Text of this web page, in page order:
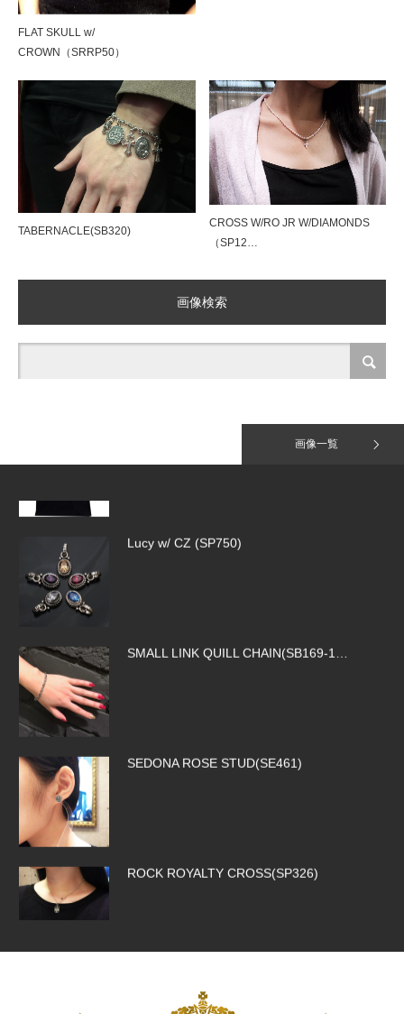
FLAT SKULL w/
CROWN（SRRP50）
TABERNACLE(SB320)
CROSS W/RO JR W/DIAMONDS
（SP12…
画像検索
画像一覧
Tiny Pave Hoops（SE918）＆HALF TI…
SILK CODE w/HOOK(SN-SLK01-BROW…